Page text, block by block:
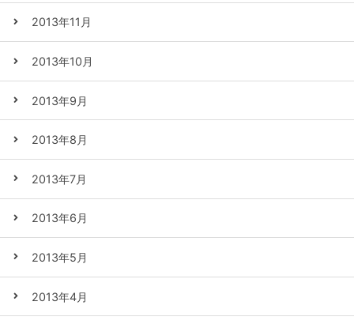
2013年11月
2013年10月
2013年9月
2013年8月
2013年7月
2013年6月
2013年5月
2013年4月